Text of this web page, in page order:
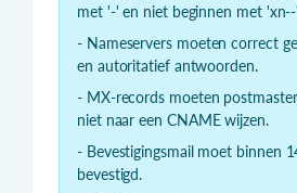
met '-' en niet beginnen met
- Nameservers moeten correct
en autoritatief antwoorden.
- MX-records moeten
niet naar een CNAME wijzen.
- Bevestigingsmail moet binnen
bevestigd.